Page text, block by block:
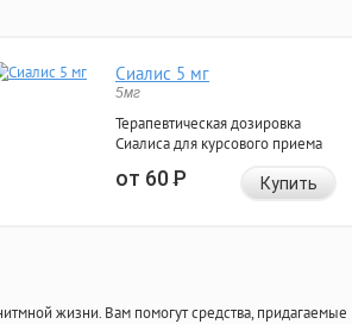
Сиалис 5 мг
5мг
Терапевтическая дозировка
Сиалиса для курсового приема
от 60Р Купить
жизни. Вам помогут средства, придагаемые